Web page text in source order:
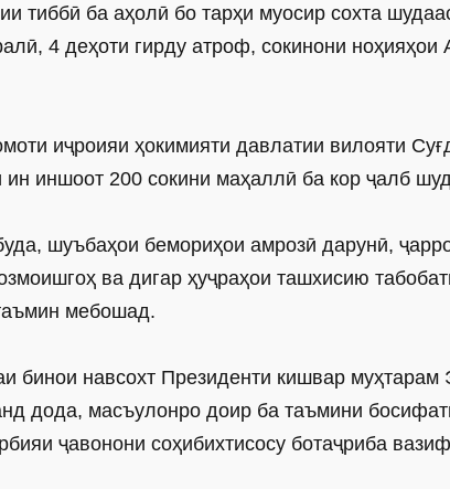
тиббӣ ба аҳолӣ бо тарҳи муосир сохта
4 деҳоти гирду атроф, сокинони ноҳияҳои
иҷроияи ҳокимияти давлатии вилояти
иншоот 200 сокини маҳаллӣ ба кор ҷалб
шуъбаҳои бемориҳои амрозӣ дарунӣ,
ва дигар ҳуҷраҳои ташхисию
таъмин мебошад.
бинои навсохт Президенти кишвар
дода, масъулонро доир ба таъмини
ҷавонони соҳибихтисосу ботаҷриба